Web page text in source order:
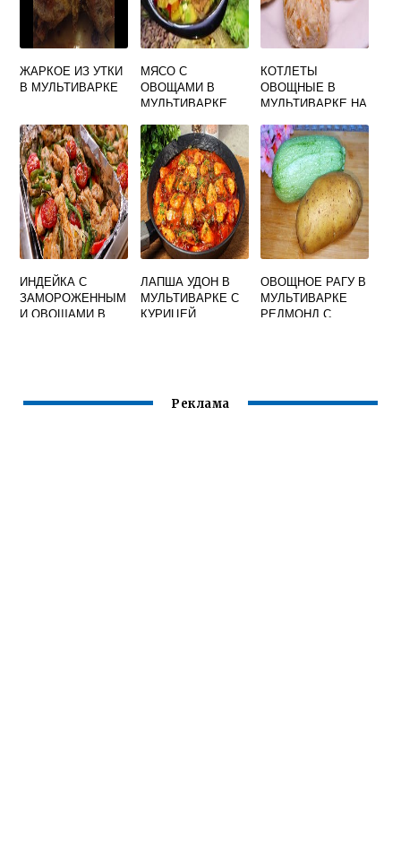
ЖАРКОЕ ИЗ УТКИ
В МУЛЬТИВАРКЕ
МЯСО С
ОВОЩАМИ В
МУЛЬТИВАРКЕ
КОТЛЕТЫ
ОВОЩНЫЕ В
МУЛЬТИВАРКЕ НА
ИНДЕЙКА С
ЗАМОРОЖЕННЫМ
И ОВОЩАМИ В
ЛАПША УДОН В
МУЛЬТИВАРКЕ С
КУРИЦЕЙ
ОВОЩНОЕ РАГУ В
МУЛЬТИВАРКЕ
РЕДМОНД С
Реклама